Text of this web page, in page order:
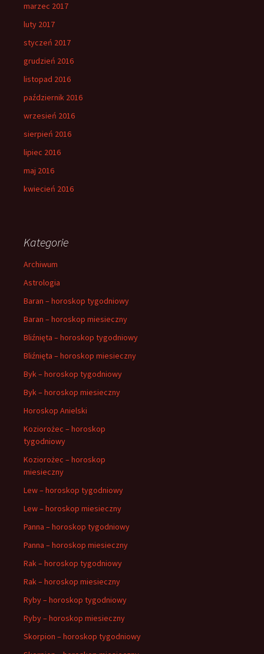
marzec 2017
luty 2017
styczeń 2017
grudzień 2016
listopad 2016
październik 2016
wrzesień 2016
sierpień 2016
lipiec 2016
maj 2016
kwiecień 2016
Kategorie
Archiwum
Astrologia
Baran – horoskop tygodniowy
Baran – horoskop miesieczny
Bliźnięta – horoskop tygodniowy
Bliźnięta – horoskop miesieczny
Byk – horoskop tygodniowy
Byk – horoskop miesieczny
Horoskop Anielski
Koziorożec – horoskop
tygodniowy
Koziorożec – horoskop
miesieczny
Lew – horoskop tygodniowy
Lew – horoskop miesieczny
Panna – horoskop tygodniowy
Panna – horoskop miesieczny
Rak – horoskop tygodniowy
Rak – horoskop miesieczny
Ryby – horoskop tygodniowy
Ryby – horoskop miesieczny
Skorpion – horoskop tygodniowy